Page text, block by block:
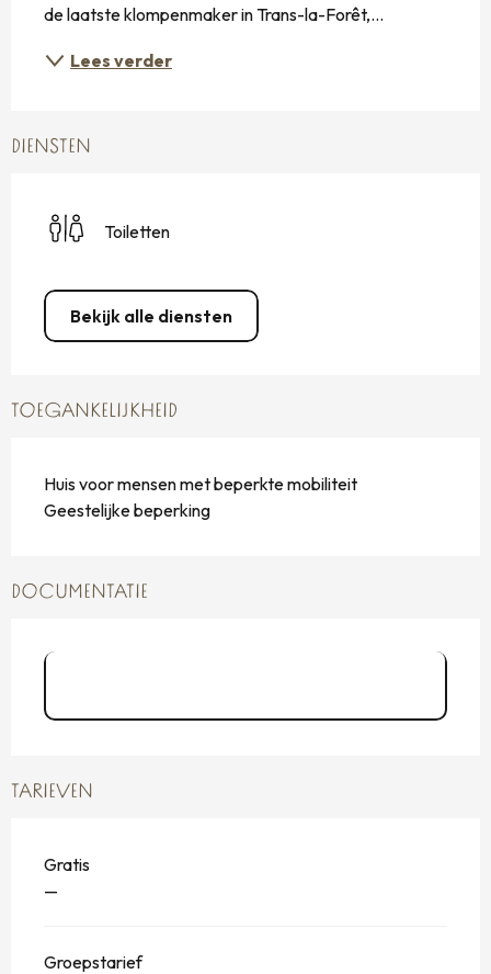
de laatste klompenmaker in Trans-la-Forêt,...
Lees verder
DIENSTEN
Toiletten
Bekijk alle diensten
TOEGANKELIJKHEID
Huis voor mensen met beperkte mobiliteit
Geestelijke beperking
DOCUMENTATIE
TARIEVEN
Gratis
—
Groepstarief